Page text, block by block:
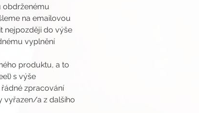
obdrženému
na emailovou
nejpozději do výše
vyplnění
produktu, a to
s výše
zpracování
vyřazen/a z dalšího